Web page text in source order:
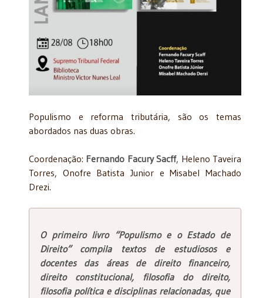
Populismo e reforma tributária, são os temas
abordados nas duas obras.
Coordenação: Fernando Facury Sacff, Heleno Taveira
Torres, Onofre Batista Junior e Misabel Machado
Drezi.
O primeiro livro “Populismo e o Estado de
Direito” compila textos de estudiosos e
docentes das áreas de direito financeiro,
direito constitucional, filosofia do direito,
filosofia política e disciplinas relacionadas, que